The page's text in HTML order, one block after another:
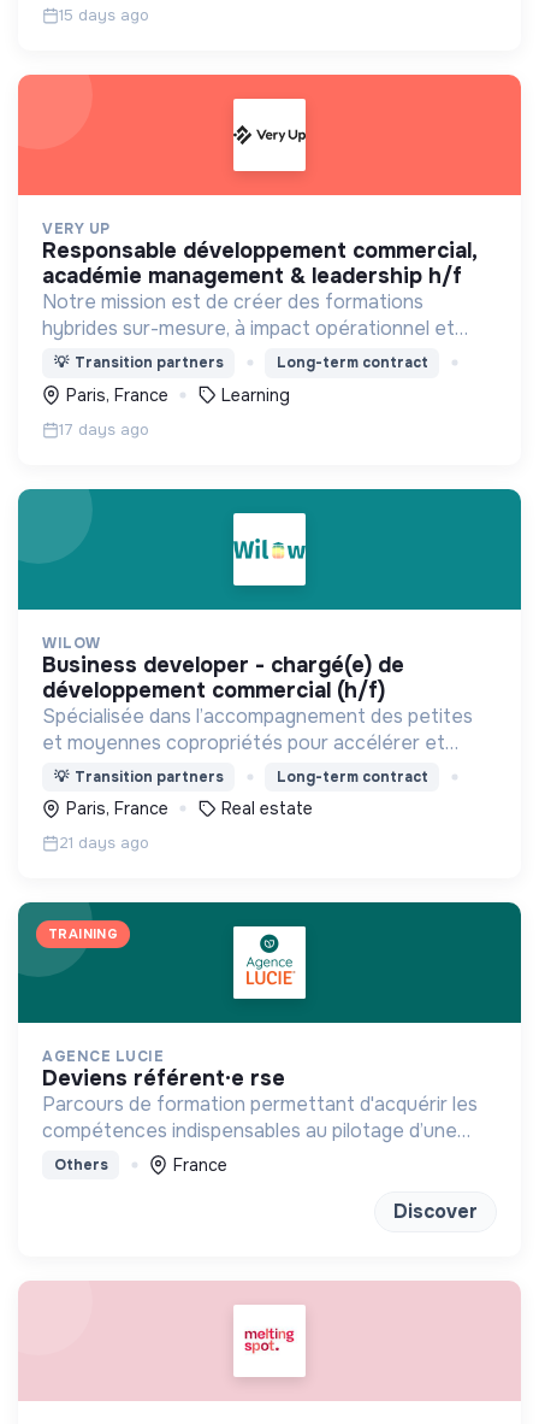
15 days ago
VERY UP
responsable développement commercial,
académie management & leadership h/f
Notre mission est de créer des formations
hybrides sur-mesure, à impact opérationnel et
environnemental, pour développer durablement
les compétences de demain de toutes et tous.
💡 Transition partners Long-term contract
Paris, France Learning
17 days ago
WILOW
business developer - chargé(e) de
développement commercial (h/f)
Spécialisée dans l’accompagnement des petites
et moyennes copropriétés pour accélérer et
faciliter leur rénovation énergétique.
💡 Transition partners Long-term contract
Paris, France Real estate
21 days ago
TRAINING
AGENCE LUCIE
deviens référent·e rse
Parcours de formation permettant d'acquérir les
compétences indispensables au pilotage d’une
stratégie RSE/RSO
Others France
Discover